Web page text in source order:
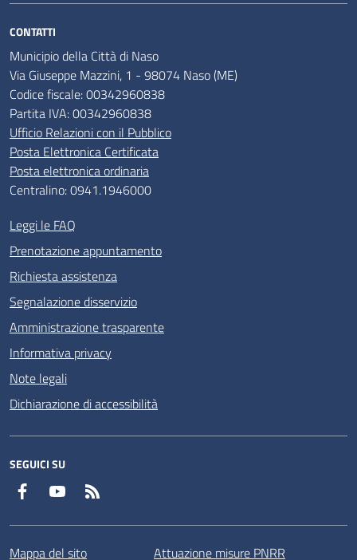
CONTATTI
Municipio della Città di Naso
Via Giuseppe Mazzini, 1 - 98074 Naso (ME)
Codice fiscale: 00342960838
Partita IVA: 00342960838
Ufficio Relazioni con il Pubblico
Posta Elettronica Certificata
Posta elettronica ordinaria
Centralino: 0941.1946000
Leggi le FAQ
Prenotazione appuntamento
Richiesta assistenza
Segnalazione disservizio
Amministrazione trasparente
Informativa privacy
Note legali
Dichiarazione di accessibilità
SEGUICI SU
Facebook YouTube
Mappa del sito Attuazione misure PNRR